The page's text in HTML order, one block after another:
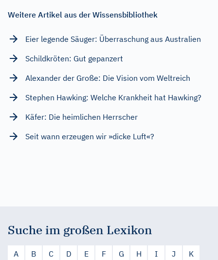
Weitere Artikel aus der Wissensbibliothek
Eier legende Säuger: Überraschung aus Australien
Schildkröten: Gut gepanzert
Alexander der Große: Die Vision vom Weltreich
Stephen Hawking: Welche Krankheit hat Hawking?
Käfer: Die heimlichen Herrscher
Seit wann erzeugen wir »dicke Luft«?
Suche im großen Lexikon
A B C D E F G H I J
K